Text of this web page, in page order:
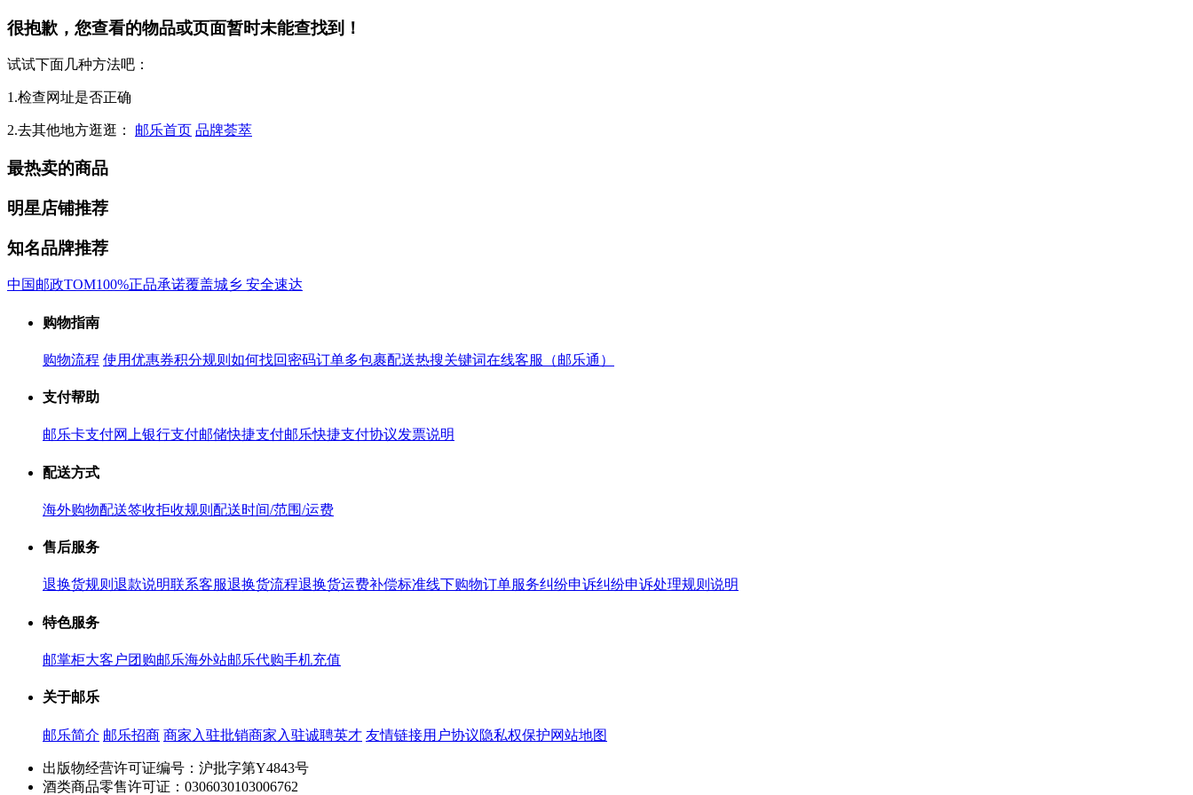
很抱歉，您查看的物品或页面暂时未能查找到！
试试下面几种方法吧：
1.检查网址是否正确
2.去其他地方逛逛： 邮乐首页 品牌荟萃
最热卖的商品
明星店铺推荐
知名品牌推荐
中国邮政TOM100%正品承诺覆盖城乡 安全速达
购物指南
购物流程 使用优惠券积分规则 如何找回密码订单多包裹配送热搜关键词在线客服（邮乐通）
支付帮助
邮乐卡支付网上银行支付邮储快捷支付邮乐快捷支付协议发票说明
配送方式
海外购物配送签收拒收规则 配送时间/范围/运费
售后服务
退换货规则 退款说明联系客服退换货流程退换货运费补偿标准线下购物订单服务纠纷申诉纠纷申诉处理规则说明
特色服务
邮掌柜大客户团购邮乐海外站邮乐代购手机充值
关于邮乐
邮乐简介 邮乐招商 商家入驻批销商家入驻诚聘英才 友情链接用户协议隐私权保护网站地图
出版物经营许可证编号：沪批字第Y4843号
酒类商品零售许可证：0306030103006762